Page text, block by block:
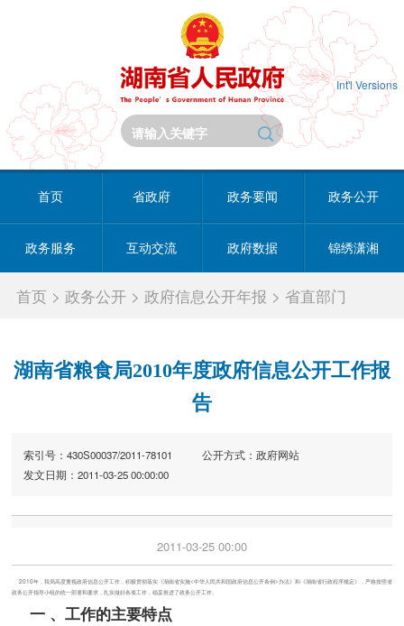
Int'l Versions
首页 省政府 政务要闻 政务公开
政务服务 互动交流 政府数据 锦绣潇湘
首页 >政务公开 >政府信息公开年报 > 省直部门
湖南省粮食局2010年度政府信息公开工作报
告
索引号：430S00037/2011-78101
公开方式：政府网站
发文日期：2011-03-25 00:00:00
2011-03-25 00:00
2010年，我局高度重视政府信息公开工作，积极贯彻落实《湖南省实施<中华人民共和国政府信息公开条例>办法》和《湖南省行政程序规定》，严格按照省
政务公开领导小组的统一部署和要求，扎实做好各项工作，稳妥推进了政务公开工作。
一 、工作的主要特点